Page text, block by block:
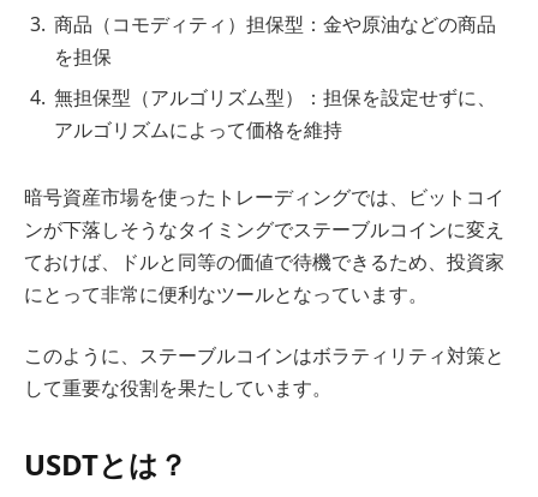
商品（コモディティ）担保型：金や原油などの商品
を担保
無担保型（アルゴリズム型）：担保を設定せずに、
アルゴリズムによって価格を維持
暗号資産市場を使ったトレーディングでは、ビットコイ
ンが下落しそうなタイミングでステーブルコインに変え
ておけば、ドルと同等の価値で待機できるため、投資家
にとって非常に便利なツールとなっています。
このように、ステーブルコインはボラティリティ対策と
して重要な役割を果たしています。
USDTとは？